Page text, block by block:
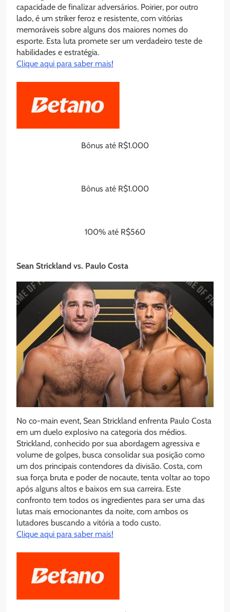
capacidade de finalizar adversários. Poirier, por outro
lado, é um striker feroz e resistente, com vitórias
memoráveis sobre alguns dos maiores nomes do
esporte. Esta luta promete ser um verdadeiro teste de
habilidades e estratégia.
Clique aqui para saber mais!
Bônus até R$1.000
Bônus até R$1.000
100% até R$560
Sean Strickland vs. Paulo Costa
No co-main event, Sean Strickland enfrenta Paulo Costa
em um duelo explosivo na categoria dos médios.
Strickland, conhecido por sua abordagem agressiva e
volume de golpes, busca consolidar sua posição como
um dos principais contendores da divisão. Costa, com
sua força bruta e poder de nocaute, tenta voltar ao topo
após alguns altos e baixos em sua carreira. Este
confronto tem todos os ingredientes para ser uma das
lutas mais emocionantes da noite, com ambos os
lutadores buscando a vitória a todo custo.
Clique aqui para saber mais!